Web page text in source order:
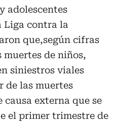
adolescentes
Liga contra la
que,según cifras
de niños,
siniestros viales
de las muertes
externa que se
el primer trimestre de